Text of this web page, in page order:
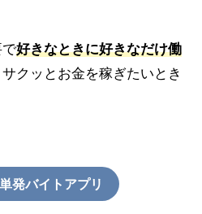
好きなときに好きなだけ働
クッとお金を稼ぎたいとき
発バイトアプリ